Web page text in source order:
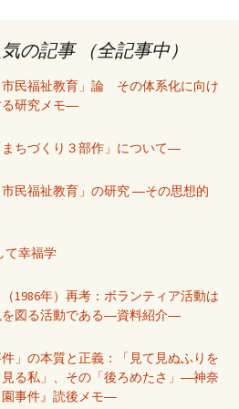
の記事 （全記事中）
民福祉教育」論 その体系化に向け
研究メモ―
ちづくり３部作」について―
民福祉教育」の研究 ―その思想的
て幸福学
1986年）再考：ボランティア活動は
を図る活動である―資料紹介―
」の本質と正義：「見て見ぬふりを
る私」、その「後ろめたさ」―神奈
園事件』読後メモ―